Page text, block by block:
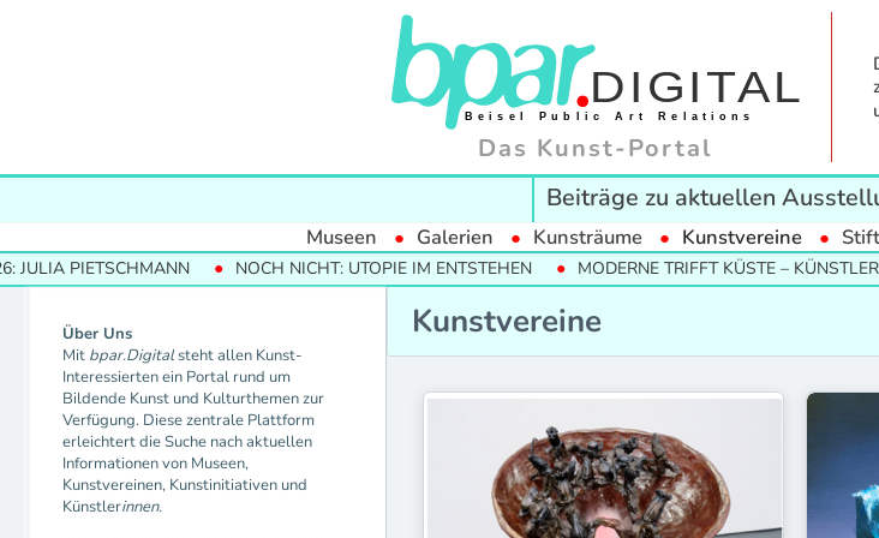
Das Kunst-Portal
Beiträge zu aktuellen
Museen Galerien Kunsträume Kunstvereine
NOCH NICHT: UTOPIE IM ENTSTEHEN MODERNE TRIFFT KÜSTE – KÜNSTLERISCHE
Über Uns
Mit bpar.Digitalsteht allen Kunst-
Interessierten ein Portal rund um
Bildende Kunst und Kulturthemen zur
Verfügung. Diese zentrale Plattform
erleichtert die Suche nach aktuellen
Informationen von Museen,
Kunstvereinen, Kunstinitiativen und
Künstlerinnen.
Kunstvereine
Basis
Berufsverband Bildender Künstlerinnen und Künstler
Oberfranken e.V.
Caricatura – Galerie für Komische Kunst Kassel
Cubus
Dortmunder Kunstverein
E-